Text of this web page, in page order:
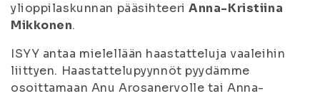
ylioppilaskunnan pääsihteeriAnna-Kristiina
Mikkonen.
ISYY antaa mielellään haastatteluja vaaleihin
liittyen. Haastattelupyynnöt pyydämme
osoittamaan Anu Arosanervolle tai Anna-